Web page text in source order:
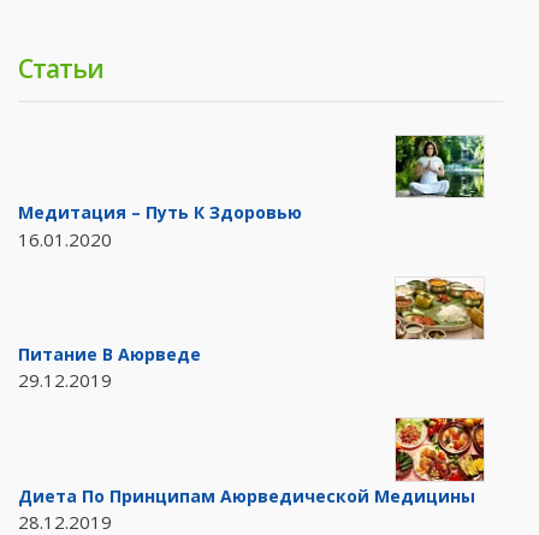
Статьи
Медитация – Путь К Здоровью
16.01.2020
Питание В Аюрведе
29.12.2019
Диета По Принципам Аюрведической Медицины
28.12.2019